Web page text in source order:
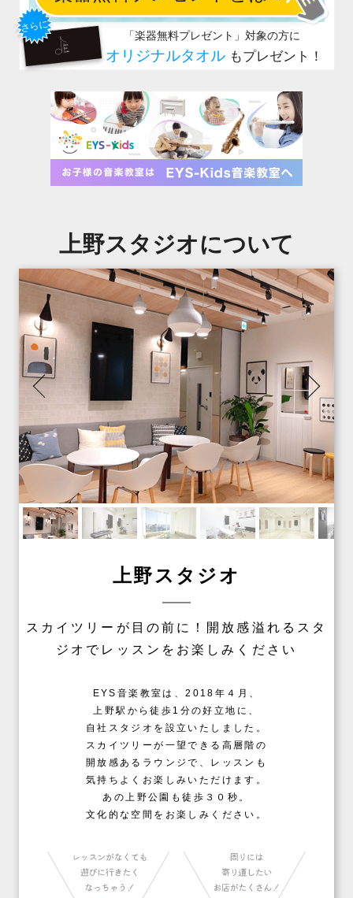
上野スタジオについて
上野スタジオ
スカイツリーが目の前に！開放感溢れるスタ
ジオでレッスンをお楽しみください
EYS音楽教室は、2018年４月、
上野駅から徒歩1分の好立地に、
自社スタジオを設立いたしました。
スカイツリーが一望できる高層階の
開放感あるラウンジで、 レッスンも
気持ちよくお楽しみいただけます。
あの上野公園も徒歩３０秒。
文化的な空間をお楽しみください。